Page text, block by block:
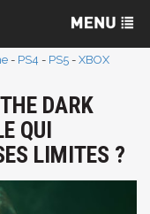
- PS4 - PS5 - XBOX
DARK
QUI
LIMITES ?